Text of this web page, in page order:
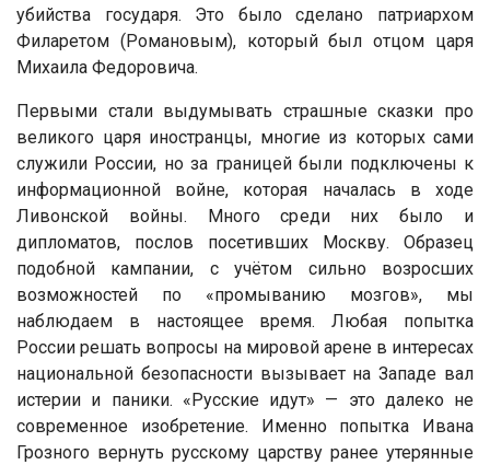
убийства государя. Это было сделано патриархом
Филаретом (Романовым), который был отцом царя
Михаила Федоровича.
Первыми стали выдумывать страшные сказки про
великого царя иностранцы, многие из которых сами
служили России, но за границей были подключены к
информационной войне, которая началась в ходе
Ливонской войны. Много среди них было и
дипломатов, послов посетивших Москву. Образец
подобной кампании, с учётом сильно возросших
возможностей по «промыванию мозгов», мы
наблюдаем в настоящее время. Любая попытка
России решать вопросы на мировой арене в интересах
национальной безопасности вызывает на Западе вал
истерии и паники. «Русские идут» — это далеко не
современное изобретение. Именно попытка Ивана
Грозного вернуть русскому царству ранее утерянные